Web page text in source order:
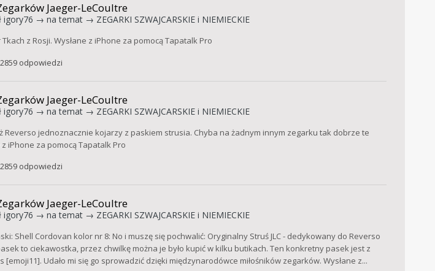
Jaeger-LeCoultre
igory76 → na temat → ZEGARKI SZWAJCARSKIE i NIEMIECKIE
z Rosji. Wysłane z iPhone za pomocą Tapatalk Pro
odpowiedzi
Jaeger-LeCoultre
igory76 → na temat → ZEGARKI SZWAJCARSKIE i NIEMIECKIE
Reverso jednoznacznie kojarzy z paskiem strusia. Chyba na żadnym innym zegarku tak dobrze te
iPhone za pomocą Tapatalk Pro
odpowiedzi
Jaeger-LeCoultre
igory76 → na temat → ZEGARKI SZWAJCARSKIE i NIEMIECKIE
Shell Cordovan kolor nr 8: No i muszę się pochwalić: Oryginalny Struś JLC - dedykowany do Reverso
to ciekawostka, przez chwilkę można je było kupić w kilku butikach. Ten konkretny pasek jest z
[emoji11]. Udało mi się go sprowadzić dzięki międzynarodówce miłośników zegarków. Wysłane z...